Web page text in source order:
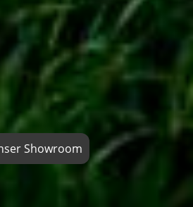
Showroom